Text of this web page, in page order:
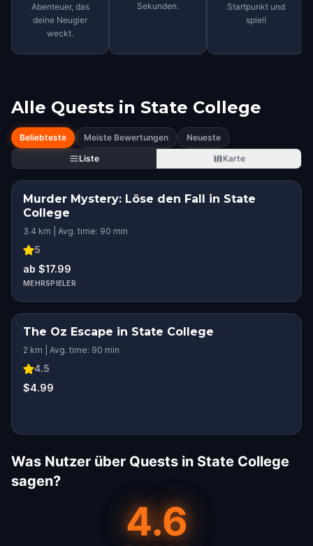
Abenteuer, das
deine Neugier
weckt.
Sekunden.
Startpunkt und
spiel!
Alle Quests in State College
Beliebteste Meiste Bewertungen
Neueste
Liste
Karte
Murder Mystery: Löse den Fall in State
College
3.4 km | Avg. time: 90 min
5
ab $17.99
MEHRSPIELER
The Oz Escape in State College
2 km | Avg. time: 90 min
4.5
$4.99
Was Nutzer über Quests in State College
sagen?
4.6